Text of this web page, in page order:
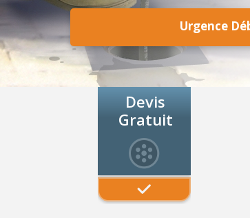
Urgence
Devis
Gratuit